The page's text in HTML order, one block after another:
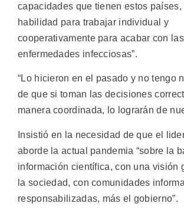
capacidades que tienen estos países,
habilidad para trabajar individual y
cooperativamente para acabar con las
enfermedades infecciosas”.
“Lo hicieron en el pasado y no tengo
de que si toman las decisiones
manera coordinada, lo lograrán de
Insistió en la necesidad de que el
aborde la actual pandemia “sobre la
información científica, con una visión
la sociedad, con comunidades
responsabilizadas, más el gobierno”.